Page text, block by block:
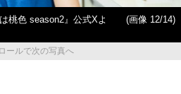
桃色 season2』公式Xよ
(画像 12/14)
ールで次の写真へ